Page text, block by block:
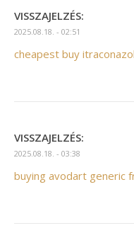
VISSZAJELZÉS:
2025.08.18. - 02:51
cheapest buy
VISSZAJELZÉS:
2025.08.18. - 03:38
buying avodart generic